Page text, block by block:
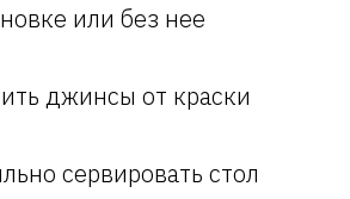
или без нее
джинсы от краски
сервировать стол